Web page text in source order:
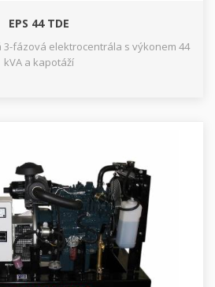
EPS 44 TDE
fázová elektrocentrála s výkonem 44
kVA a kapotáží